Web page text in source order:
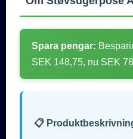
Spara pengar:
SEK 148,75, nu SEK
📋